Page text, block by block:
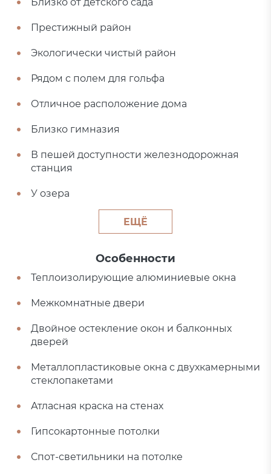
Престижный район
Экологически чистый район
Рядом с полем для гольфа
Отличное расположение дома
Близко гимназия
В пешей доступности железнодорожная
станция
У озера
ЕЩЁ
Особенности
Теплоизолирующие алюминиевые окна
Межкомнатные двери
Двойное остекление окон и балконных
дверей
Металлопластиковые окна с двухкамерными
стеклопакетами
Атласная краска на стенах
Гипсокартонные потолки
Спот-светильники на потолке